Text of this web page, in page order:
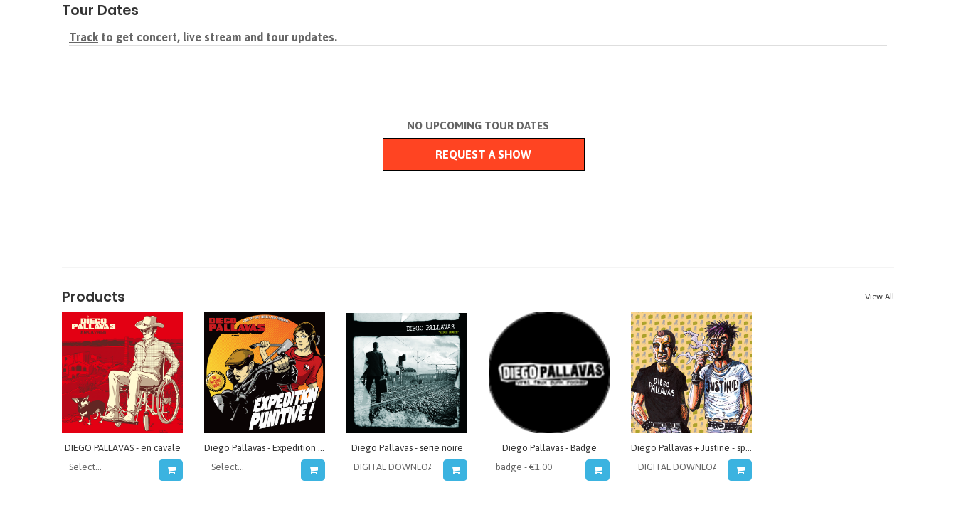
Tour Dates
Track to get concert, live stream and tour updates.
NO UPCOMING TOUR DATES
REQUEST A SHOW
Products View All
DIEGO PALLAVAS - en cavale Diego Pallavas - serie noire Diego Pallavas - Badge